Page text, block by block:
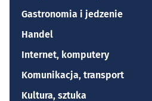
Gastronomia i jedzenie
Handel
Internet, komputery
Komunikacja, transport
Kultura, sztuka